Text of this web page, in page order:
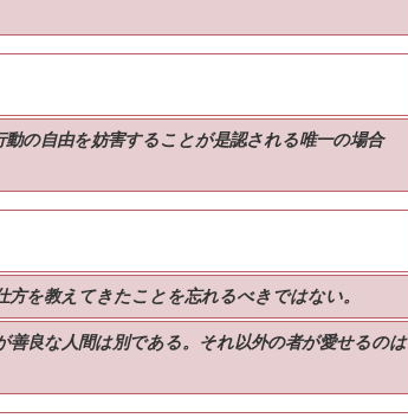
の自由を妨害することが是認される唯一の場合
を教えてきたことを忘れるべきではない。
良な人間は別である。それ以外の者が愛せるのは